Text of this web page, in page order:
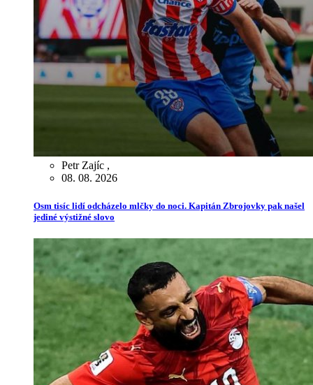
Petr Zajíc ,
08. 08. 2026
Osm tisíc lidí odcházelo mlčky do noci. Kapitán Zbrojovky pak našel
jediné výstižné slovo